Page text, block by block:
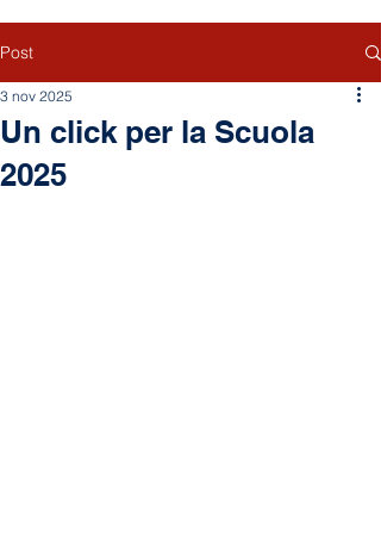
Post
Un click per la Scuola
2025
3 nov 2025